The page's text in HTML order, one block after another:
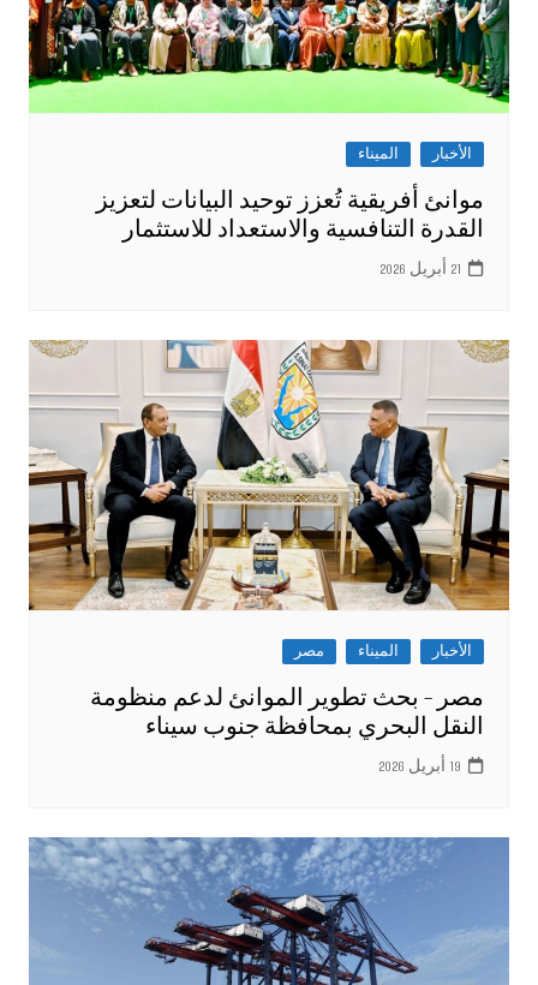
الأخبار الميناء
موانئ أفريقية تُعزز توحيد البيانات لتعزيز
القدرة التنافسية والاستعداد للاستثمار
21 أبريل 2026
الأخبار الميناء مصر
مصر – بحث تطوير الموانئ لدعم منظومة
النقل البحري بمحافظة جنوب سيناء
19 أبريل 2026